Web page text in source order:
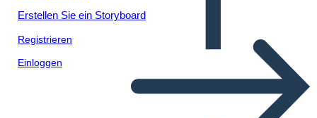
Erstellen Sie ein Storyboard
Registrieren
Einloggen